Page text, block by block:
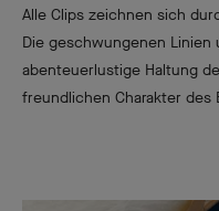
Alle Clips zeichnen sich
Die geschwungenen
abenteuerlustige Haltung
freundlichen Charakter des